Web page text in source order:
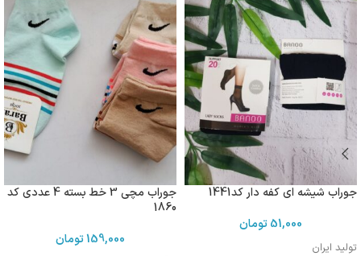
جوراب شیشه ای کفه دار کد1441
51,000تومان
تولید ایران
جوراب مچی 3 خط بسته 4 عددی کد
1860
159,000تومان